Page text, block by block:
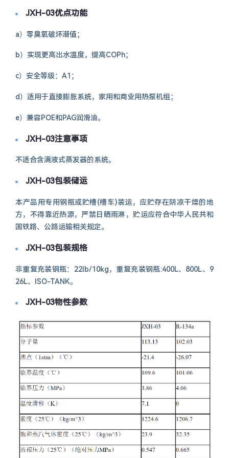
JXH-03优点功能
a）零臭氧破坏潜值；
b）实现更高出水温度，提高COPh；
c）安全等级：A1；
d）适用于直接膨胀系统，家用和商业用热泵机组；
e）兼容POE和PAG润滑油。
JXH-03注意事项
不适合含满液式蒸发器的系统。
JXH-03包装储运
本产品用专用钢瓶或贮槽(槽车)装运，应贮存在阴凉干燥的地
方，不得靠近热源，严禁日晒雨淋，贮运应符合中华人民共和
国铁路、公路运输相关规定。
JXH-03包装规格
非重复充装钢瓶：22lb/10kg，重复充装钢瓶:400L、800L、9
26L、ISO-TANK。
JXH-03物性参数